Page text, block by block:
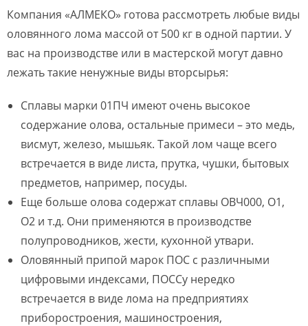
Компания «АЛМЕКО» готова рассмотреть любые виды
оловянного лома массой от 500 кг в одной партии. У
вас на производстве или в мастерской могут давно
лежать такие ненужные виды вторсырья:
Сплавы марки 01ПЧ имеют очень высокое
содержание олова, остальные примеси – это медь,
висмут, железо, мышьяк. Такой лом чаще всего
встречается в виде листа, прутка, чушки, бытовых
предметов, например, посуды.
Еще больше олова содержат сплавы ОВЧ000, О1,
О2 и т.д. Они применяются в производстве
полупроводников, жести, кухонной утвари.
Оловянный припой марок ПОС с различными
цифровыми индексами, ПОССу нередко
встречается в виде лома на предприятиях
приборостроения, машиностроения,